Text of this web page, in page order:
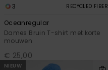
3 RECYCLED FIBER
Oceanregular
Dames Bruin T-shirt met korte
mouwen
€ 25,00
NIEUW